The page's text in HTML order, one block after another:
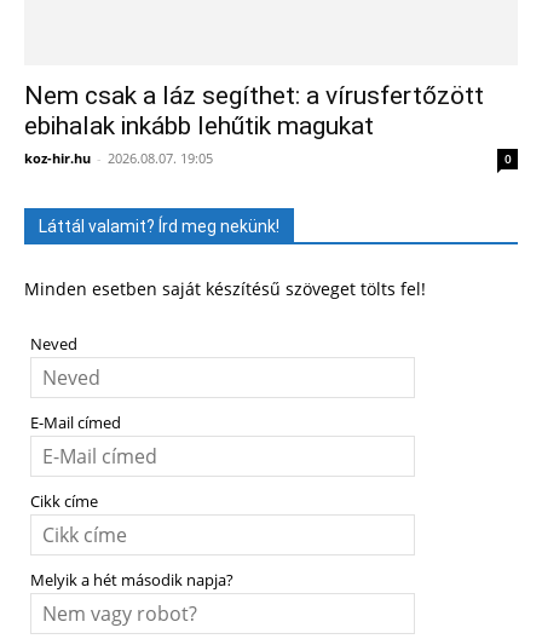
Nem csak a láz segíthet: a vírusfertőzött
ebihalak inkább lehűtik magukat
koz-hir.hu - 2026.08.07. 19:05 0
Láttál valamit? Írd meg nekünk!
Minden esetben saját készítésű szöveget tölts fel!
Neved
E-Mail címed
Cikk címe
Melyik a hét második napja?